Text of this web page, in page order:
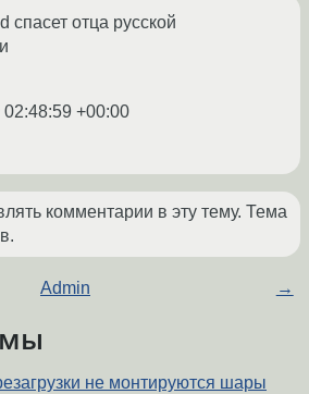
спасет отца русской
+00:00
комментарии в эту тему. Тема
Admin →
не монтируются шары